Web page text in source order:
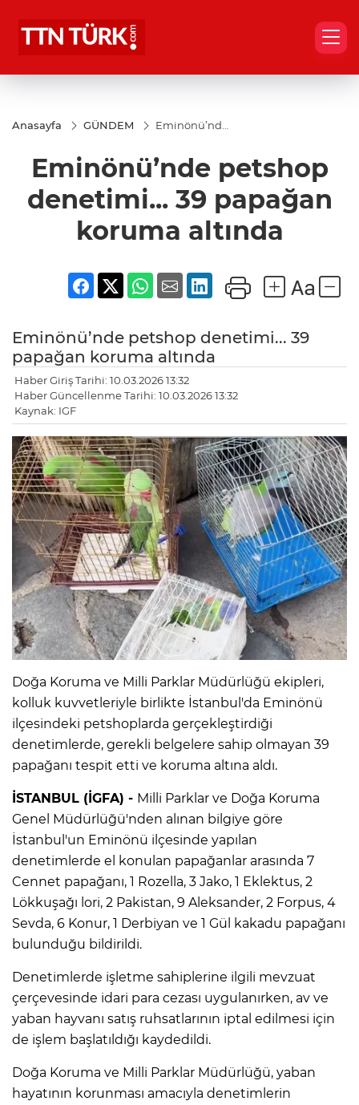
Anasayfa GÜNDEM
Eminönü’nde
papağan
koruma
altında
Eminönü’nde petshop
denetimi... 39 papağan
koruma altında
Eminönü’nde petshop denetimi... 39
papağan koruma altında
Haber Giriş Tarihi: 10.03.2026 13:32
Haber Güncellenme Tarihi: 10.03.2026 13:32
Kaynak: IGF
Doğa Koruma ve Milli Parklar Müdürlüğü ekipleri,
kolluk kuvvetleriyle birlikte İstanbul'da Eminönü
ilçesindeki petshoplarda gerçekleştirdiği
denetimlerde, gerekli belgelere sahip olmayan 39
papağanı tespit etti ve koruma altına aldı.
İSTANBUL (İGFA) - Milli Parklar ve Doğa Koruma
Genel Müdürlüğü'nden alınan bilgiye göre
İstanbul'un Eminönü ilçesinde yapılan
denetimlerde el konulan papağanlar arasında 7
Cennet papağanı, 1 Rozella, 3 Jako, 1 Eklektus, 2
Lökkuşağı lori, 2 Pakistan, 9 Aleksander, 2 Forpus, 4
Sevda, 6 Konur, 1 Derbiyan ve 1 Gül kakadu papağanı
bulunduğu bildirildi.
Denetimlerde işletme sahiplerine ilgili mevzuat
çerçevesinde idari para cezası uygulanırken, av ve
yaban hayvanı satış ruhsatlarının iptal edilmesi için
de işlem başlatıldığı kaydedildi.
Doğa Koruma ve Milli Parklar Müdürlüğü, yaban
hayatının korunması amacıyla denetimlerin